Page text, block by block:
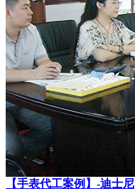
【手表代工案例】-迪士尼